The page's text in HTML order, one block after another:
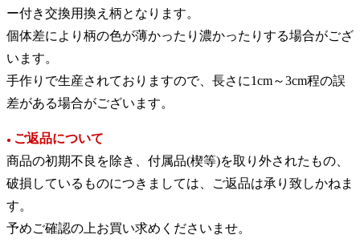
ー付き交換用換え柄となります。
個体差により柄の色が薄かったり濃かったりする場合がござ
います。
手作りで生産されておりますので、長さに1cm～3cm程の誤
差がある場合がございます。
● ご返品について
商品の初期不良を除き、付属品(楔等)を取り外されたもの、
破損しているものにつきましては、ご返品は承り致しかねま
す。
予めご確認の上お買い求めくださいませ。